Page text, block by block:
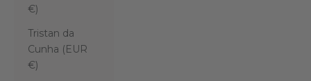
€)
Tristan da
Cunha (EUR
€)